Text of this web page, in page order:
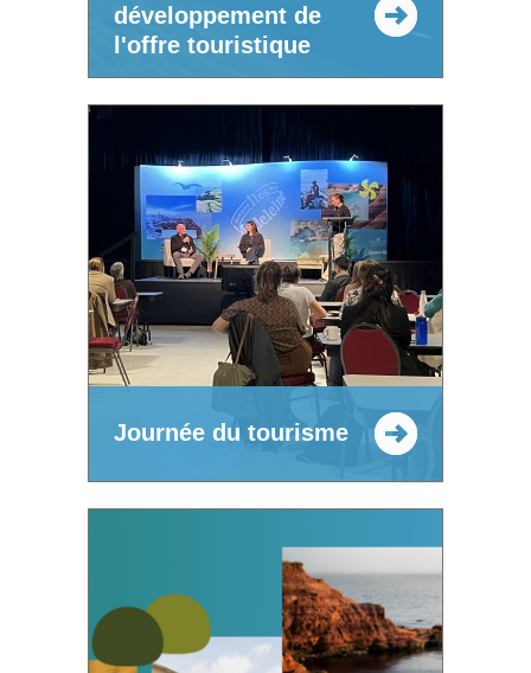
développement de
l'offre touristique
Journée du tourisme